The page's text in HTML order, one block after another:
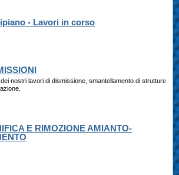
- Lavori in corso
nostri lavori di dismissione, smantellamento di strutture
E RIMOZIONE AMIANTO-